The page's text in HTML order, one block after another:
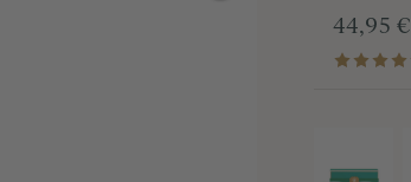
44,95 €